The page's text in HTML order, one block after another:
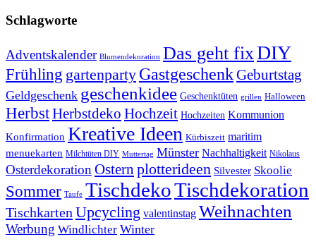
Schlagworte
Adventskalender Blumendekoration Das geht fixDIY
Frühling gartenparty GastgeschenkGeburtstag
Geldgeschenk geschenkidee Geschenktüten grillen Halloween
HerbstHerbstdeko Hochzeit Hochzeiten Kommunion
Konfirmation Kreative Ideen Kürbiszeit maritim
menuekarten Milchtüten DIY Muttertag Münster Nachhaltigkeit Nikolaus
Osterdekoration Ostern plotterideen Silvester Skoolie
Sommer Taufe TischdekoTischdekoration
Tischkarten Upcycling valentinstag Weihnachten
Werbung Windlichter Winter